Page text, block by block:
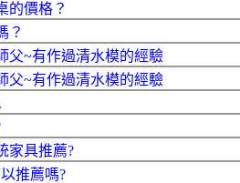
的價格？
？
父~有作過清水模的經驗
父~有作過清水模的經驗
家具推薦?
推薦嗎?